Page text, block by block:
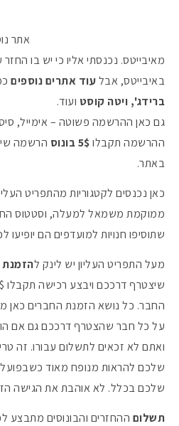
אתר
מאיבייטס. נכנסתי אליו כי יש בו
באיבייטס, אבלעוד אתרים נוספים
ברידג', ויטה קוסט ועוד.
גם כאן ההרשמה פשוטה – אימייל,
ההרשמה תקבלו5$ בונוס
הרשמה
באתר.
כאן נכנסים לקטגוריות מהתפריט
ממוקמת משמאל למעלה, וסטטוס
שתוסיפו חנויות למועדפים הם
מעל התפריט העליון יש לינק ל
החבר. כל נושא הזמנת החברים כאן
על כל חבר שהצטרף דרככם גם אם
ואתם לא זכאים לתשלום עבורו. זה
שלכם להראות מנופח מאוד
שלכם בכלל. לא אוהבת את הגישה
תשלום ההחזרים והבונוסים מתבצע